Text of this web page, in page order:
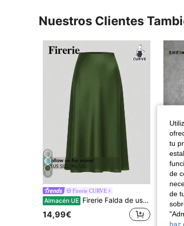
Nuestros Clientes
17
Firerie CURVE
Almacén UE Firerie Falda de uso diario versátil y casual de unicolor para mujer de talla grande
14,99€
6
tu
de
de
haz